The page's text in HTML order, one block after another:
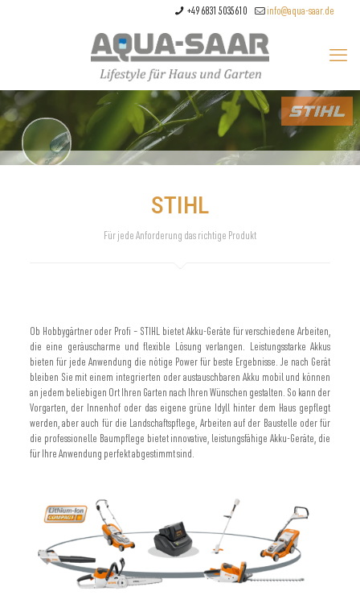
+49 6831 5035610 info@aqua-saar.de
STIHL
Für jede Anforderung das richtige Produkt
Ob Hobbygärtner oder Profi – STIHL bietet Akku-Geräte für verschiedene Arbeiten,
die eine geräuscharme und flexible Lösung verlangen. Leistungsstarke Akkus
bieten für jede Anwendung die nötige Power für beste Ergebnisse. Je nach Gerät
bleiben Sie mit einem integrierten oder austauschbaren Akku mobil und können
an jedem beliebigen Ort Ihren Garten nach Ihren Wünschen gestalten. So kann der
Vorgarten, der Innenhof oder das eigene grüne Idyll hinter dem Haus gepflegt
werden, aber auch für die Landschaftspflege, Arbeiten auf der Baustelle oder für
die professionelle Baumpflege bietet innovative, leistungsfähige Akku-Geräte, die
für Ihre Anwendung perfekt abgestimmt sind.